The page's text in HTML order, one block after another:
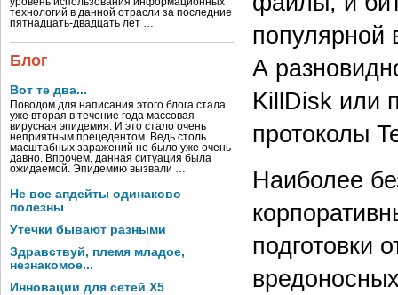
технологий в данной отрасли за последние
пятнадцать-двадцать лет …
Блог
Вот те два...
Поводом для написания этого блога стала
уже вторая в течение года массовая
вирусная эпидемия. И это стало очень
неприятным прецедентом. Ведь столь
масштабных заражений не было уже очень
давно. Впрочем, данная ситуация была
ожидаемой. Эпидемию вызвали …
Не все апдейты одинаково
полезны
Утечки бывают разными
Здравствуй, племя младое,
незнакомое...
Инновации для сетей X5
А
KillDisk или
протоколы
Наиболее
подготовки